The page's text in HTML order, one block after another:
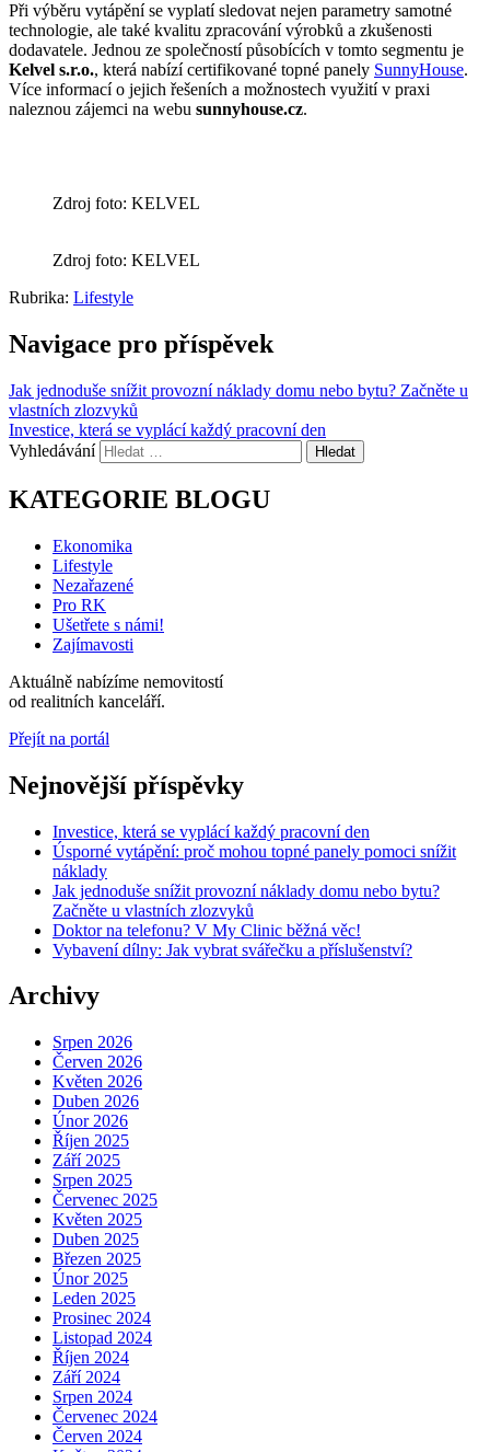
Při výběru vytápění se vyplatí sledovat nejen parametry samotné
technologie, ale také kvalitu zpracování výrobků a zkušenosti
dodavatele. Jednou ze společností působících v tomto segmentu je
Kelvel s.r.o., která nabízí certifikované topné panely SunnyHouse.
Více informací o jejich řešeních a možnostech využití v praxi
naleznou zájemci na webu sunnyhouse.cz.
Zdroj foto: KELVEL
Zdroj foto: KELVEL
Rubrika: Lifestyle
Navigace pro příspěvek
Jak jednoduše snížit provozní náklady domu nebo bytu? Začněte u
vlastních zlozvyků
Investice, která se vyplácí každý pracovní den
Vyhledávání
KATEGORIE BLOGU
Ekonomika
Lifestyle
Nezařazené
Pro RK
Ušetřete s námi!
Zajímavosti
Aktuálně nabízíme nemovitostí
od realitních kanceláří.
Přejít na portál
Nejnovější příspěvky
Investice, která se vyplácí každý pracovní den
Úsporné vytápění: proč mohou topné panely pomoci snížit
náklady
Jak jednoduše snížit provozní náklady domu nebo bytu?
Začněte u vlastních zlozvyků
Doktor na telefonu? V My Clinic běžná věc!
Vybavení dílny: Jak vybrat svářečku a příslušenství?
Archivy
Srpen 2026
Červen 2026
Květen 2026
Duben 2026
Únor 2026
Říjen 2025
Září 2025
Srpen 2025
Červenec 2025
Květen 2025
Duben 2025
Březen 2025
Únor 2025
Leden 2025
Prosinec 2024
Listopad 2024
Říjen 2024
Září 2024
Srpen 2024
Červenec 2024
Červen 2024